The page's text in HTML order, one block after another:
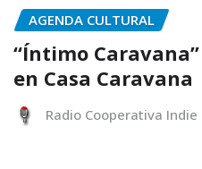
AGENDA CULTURAL
“Íntimo
en Casa Caravana
Radio Cooperativa Indie